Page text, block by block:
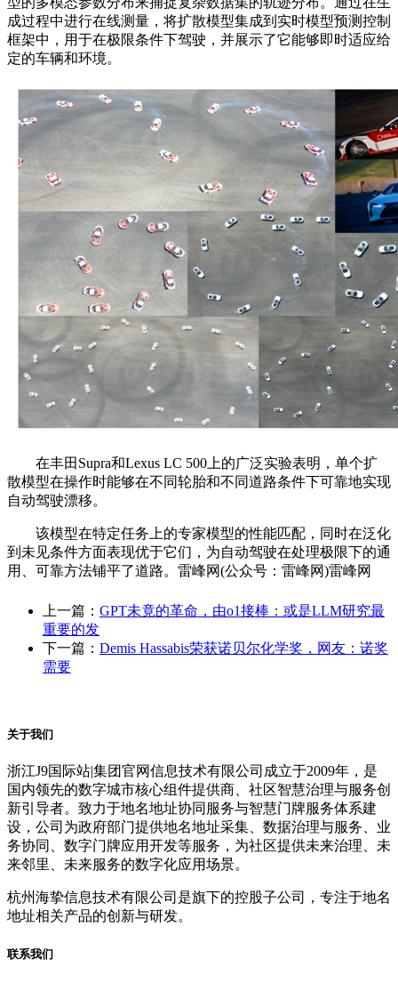
成过程中进行在线测量，将扩散模型集成到实时模型预测控制
框架中，用于在极限条件下驾驶，并展示了它能够即时适应给
定的车辆和环境。
在丰田Supra和Lexus LC 500上的广泛实验表明，单个扩
散模型在操作时能够在不同轮胎和不同道路条件下可靠地实现
自动驾驶漂移。
该模型在特定任务上的专家模型的性能匹配，同时在泛化
到未见条件方面表现优于它们，为自动驾驶在处理极限下的通
用、可靠方法铺平了道路。雷峰网(公众号：雷峰网)雷峰网
上一篇： GPT未竟的革命，由o1接棒：或是LLM研究最
重要的发
下一篇： Demis Hassabis荣获诺贝尔化学奖，网友：诺奖
需要
关于我们
浙江J9国际站|集团官网信息技术有限公司成立于2009年，是
国内领先的数字城市核心组件提供商、社区智慧治理与服务创
新引导者。致力于地名地址协同服务与智慧门牌服务体系建
设，公司为政府部门提供地名地址采集、数据治理与服务、业
务协同、数字门牌应用开发等服务，为社区提供未来治理、未
来邻里、未来服务的数字化应用场景。
杭州海挚信息技术有限公司是旗下的控股子公司，专注于地名
地址相关产品的创新与研发。
联系我们